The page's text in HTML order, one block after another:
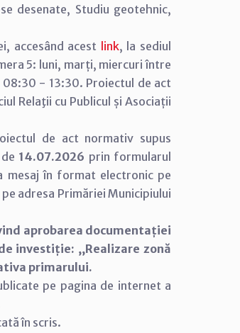
desenate, Studiu geotehnic,
accesând acest link, la sediul
5: luni, marți, miercuri între
- 13:30. Proiectul de act
Relaţii cu Publicul și Asociații
de act normativ supus
14.07.2026 prin formularul
mesaj în format electronic pe
adresa Primăriei Municipiului
aprobarea documentației
investiție: ,,Realizare zonă
primarului.
pe pagina de internet a
în scris.